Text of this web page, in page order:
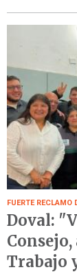
FUERTE RECLAMO
Doval:
Trabajo